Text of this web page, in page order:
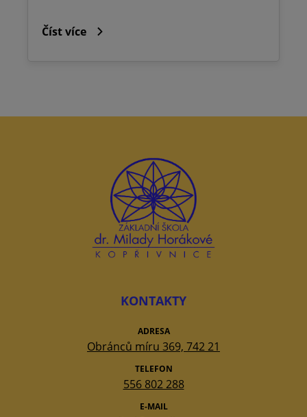
Číst více
KONTAKTY
ADRESA
Obránců míru 369, 742 21
TELEFON
556 802 288
E-MAIL